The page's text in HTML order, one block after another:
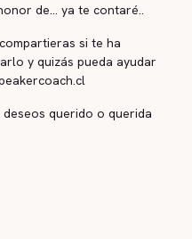
de... ya te contaré..
si te ha
y quizás pueda ayudar
querido o querida